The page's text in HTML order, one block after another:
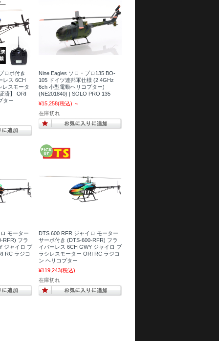
ロポ付き
レス 6CH
レスモータ
済】 ORI
ター
Nine Eagles ソロ・プロ135 BO-
105 ドイツ連邦軍仕様 (2.4GHz
6ch 小型電動ヘリコプター)
(NE201840) | SOLO PRO 135
¥15,258(税込) ～
在庫切れ
モーター
RFR) フラ
ジャイロ ブ
RC ラジコ
DTS 600 RFR ジャイロ モーター
サーボ付き (DTS-600-RFR) フラ
イバーレス 6CH GWY ジャイロ ブ
ラシレスモーター ORI RC ラジコ
ン ヘリコプター
¥119,243(税込)
在庫切れ